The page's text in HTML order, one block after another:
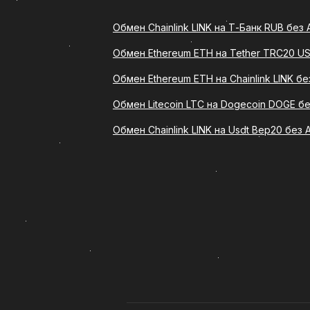
Что такое обмен Dai DAI на
Обмен DAI на Bitcoin Cash BCH -
указанный сервисом
формат подходит тем, кто хочет
Сервис ComCash предлагает
криптовалюты, так и для новичков.
Преимущества обмена DAI
Выбирая обмен Dai DAI на карту
удобная форма подачи заявки;
Обмен Chainlink LINK на Т-Банк RUB без
Обмен Ethereum ETH на Tether TRC20
Обмен Ethereum ETH на Chainlink LINK
Обмен Litecoin LTC на Dogecoin DOGE
Обмен Chainlink LINK на Usdt Bep20 без